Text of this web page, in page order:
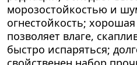
морозостойкостью и
огнестойкость;
позволяет влаге,
быстро испаряться;